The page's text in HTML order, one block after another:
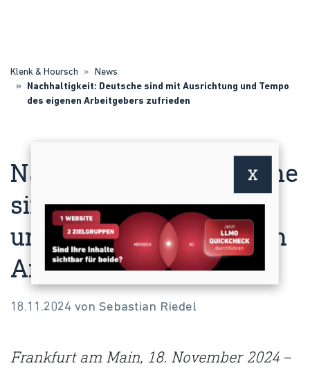
Klenk & Hoursch
News
Nachhaltigkeit: Deutsche sind mit Ausrichtung und Tempo
des eigenen Arbeitgebers zufrieden
Nachhaltigkeit: Deutsche
sind mit Ausrichtung
und Tempo des eigenen
Arbeitgebers zufrieden
18.11.2024 von Sebastian Riedel
Frankfurt am Main, 18. November 2024 –
X